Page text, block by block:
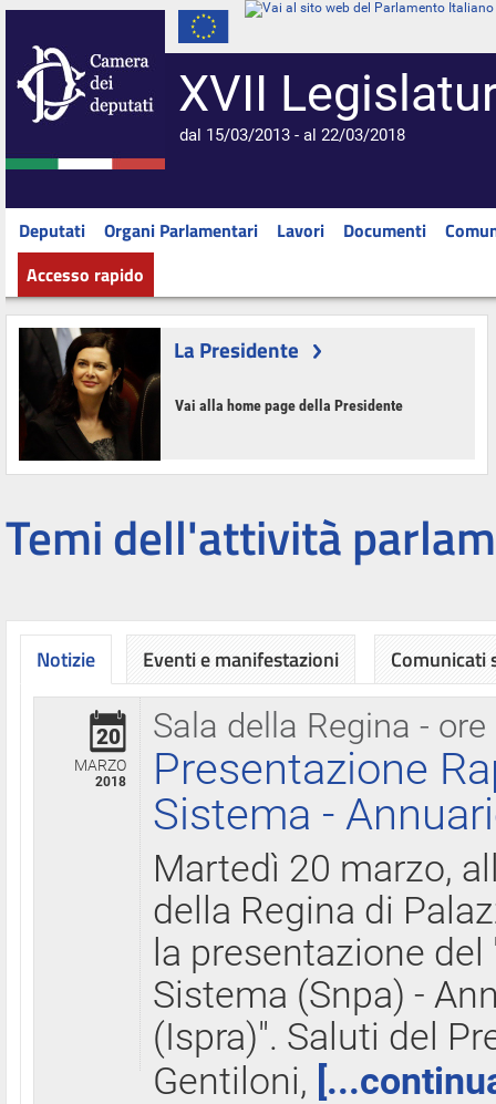
XVII
dal 15/03/2013 - al 22/03/2018
Deputati Organi Parlamentari Lavori Documenti
Accesso rapido
La Presidente
Vai alla home page della Presidente
Temi dell'attività
Notizie
Sala della Regina - ore
20
MARZO
2018
Presentazione
Sistema -
Martedì 20 marzo,
della Regina di
la presentazione
Sistema (Snpa) -
(Ispra)". Saluti del
Gentiloni,
Eventi e manifestazioni Comunicati